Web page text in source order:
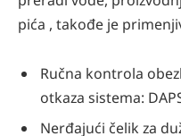
pića , takođe je
Ručna kontrola
otkaza sistema:
Nerđajući čelik za